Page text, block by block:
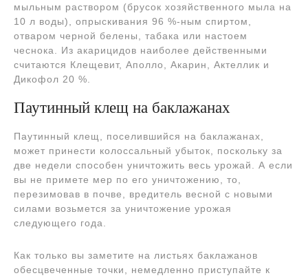
мыльным раствором (брусок хозяйственного мыла на
10 л воды), опрыскивания 96 %-ным спиртом,
отваром черной белены, табака или настоем
чеснока. Из акарицидов наиболее действенными
считаются Клещевит, Аполло, Акарин, Актеллик и
Дикофол 20 %.
Паутинный клещ на баклажанах
Паутинный клещ, поселившийся на баклажанах,
может принести колоссальный убыток, поскольку за
две недели способен уничтожить весь урожай. А если
вы не примете мер по его уничтожению, то,
перезимовав в почве, вредитель весной с новыми
силами возьмется за уничтожение урожая
следующего года.
Как только вы заметите на листьях баклажанов
обесцвеченные точки, немедленно приступайте к